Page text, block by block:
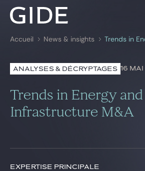
Rechercher par mots-
Avocats
Expertises
News &
Accueil News & insights
ANALYSES & DÉCRYPTAGES 16
Trends in Energy and
Infrastructure M&A
EXPERTISE PRINCIPALE